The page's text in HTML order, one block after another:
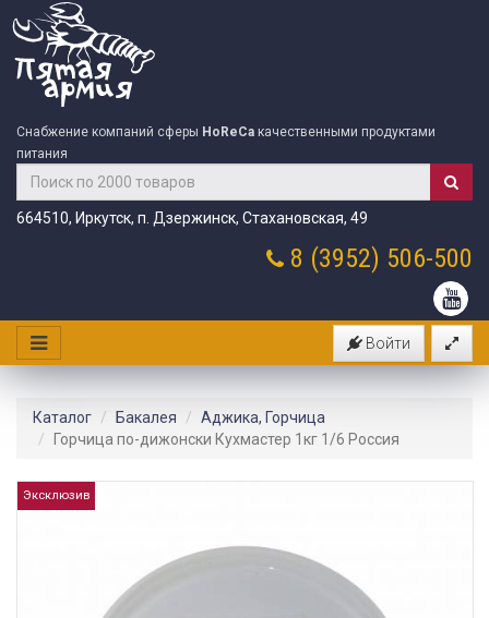
Снабжение компаний сферы HoReCa качественными продуктами
питания
664510, Иркутск, п. Дзержинск, Стахановская, 49
8 (3952) 506-500
Войти
Каталог Бакалея
Аджика, Горчица
Горчица по-дижонски Кухмастер 1кг 1/6 Россия
Эксклюзив